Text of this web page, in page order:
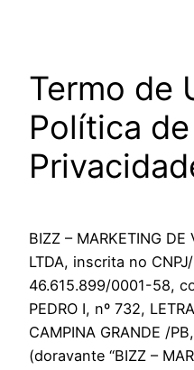
conteúdo
Termo de
Política de
BIZZ – MARKETING DE
LTDA, inscrita no
46.615.899/0001-58,
PEDRO I, nº 732,
CAMPINA GRANDE /
(doravante “BIZZ –